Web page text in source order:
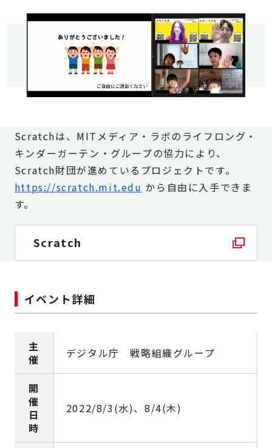
Scratchは、MITメディア・ラボのライフロング・
キンダーガーテン・グループの協力により、
Scratch財団が進めているプロジェクトです。
https://scratch.mit.edu から自由に入手できま
す。
Scratch
イベント詳細
主
催
デジタル庁 戦略組織グループ
開
催
日
時
2022/8/3(水)、8/4(木)